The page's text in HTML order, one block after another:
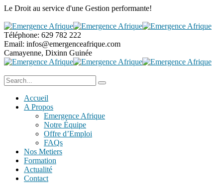
Le Droit au service d'une Gestion performante!
Téléphone: 629 782 222
Email: infos@emergenceafrique.com
Camayenne, Dixinn Guinée
Accueil
A Propos
Emergence Afrique
Notre Équipe
Offre d’Emploi
FAQs
Nos Metiers
Formation
Actualité
Contact